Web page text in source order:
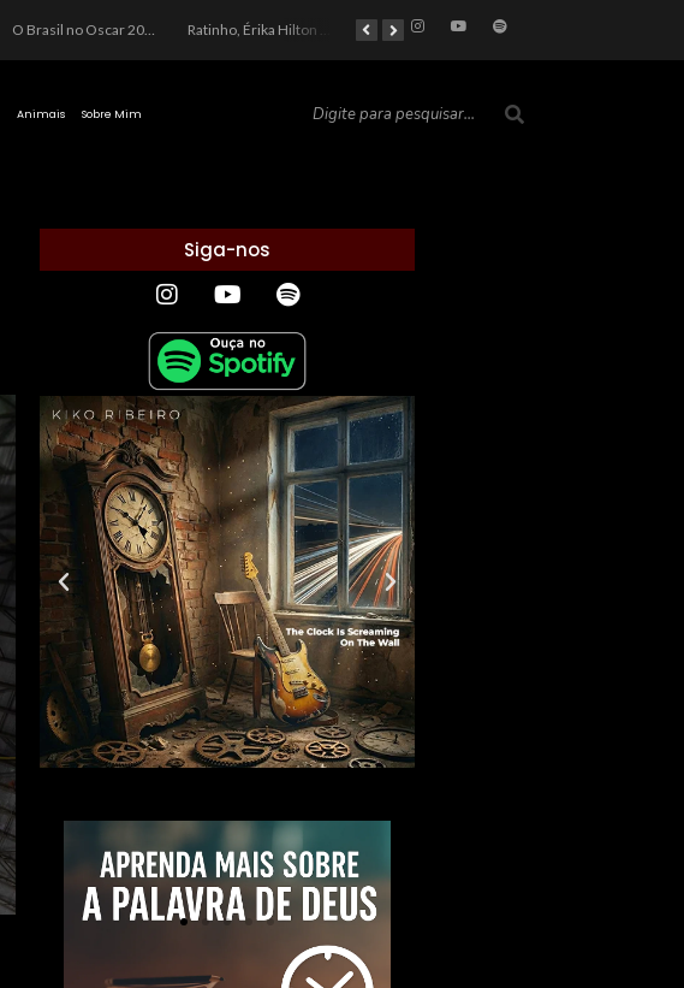
O Brasil no Oscar 2026: Entre a Cota do Politicamente Correto e a Realidade das Telas Ratinho, Érika Hilton e a Farsa Política: Quem Ganha com o Barulho no País de Bobson? As controvérsias que marcam o cenário político e econômico nacional
Animais Sobre Mim
Siga-nos